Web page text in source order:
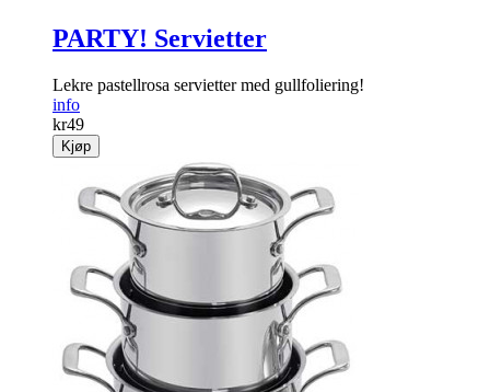
PARTY! Servietter
Lekre pastellrosa servietter med gullfoliering!
info
kr49
Kjøp